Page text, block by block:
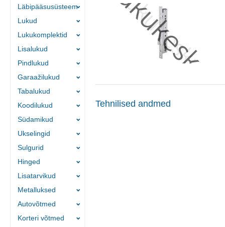
Tehnilised andmed
Läbipääsusüsteem
Lukud
Lukukomplektid
Lisalukud
Pindlukud
Garaažilukud
Tabalukud
Koodilukud
Südamikud
Ukselingid
Sulgurid
Hinged
Lisatarvikud
Metalluksed
Autovõtmed
Korteri võtmed